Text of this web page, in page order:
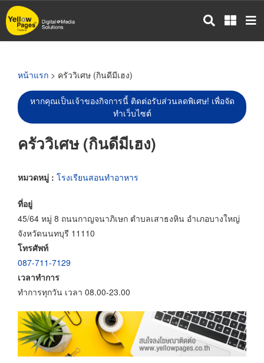
ข้าม
ไป
หน้าแรก > ครัววิเศษ (กินดีมีเฮง)
หากคุณเป็นเจ้าของกิจการนี้ ติดต่อรับส่วนลดพิเศษ! เพื่อจัด
ทำเว็บไซต์
ครัววิเศษ (กินดีมีเฮง)
หมวดหมู่ : โรงเรียนสอนทำอาหาร
ที่อยู่
45/64 หมู่ 8 ถนนกาญจนาภิเษก ตำบลเสาธงหิน อำเภอบางใหญ่
จังหวัดนนทบุรี 11110
โทรศัพท์
087-711-7129
เวลาทำการ
ทำการทุกวัน เวลา 08.00-23.00